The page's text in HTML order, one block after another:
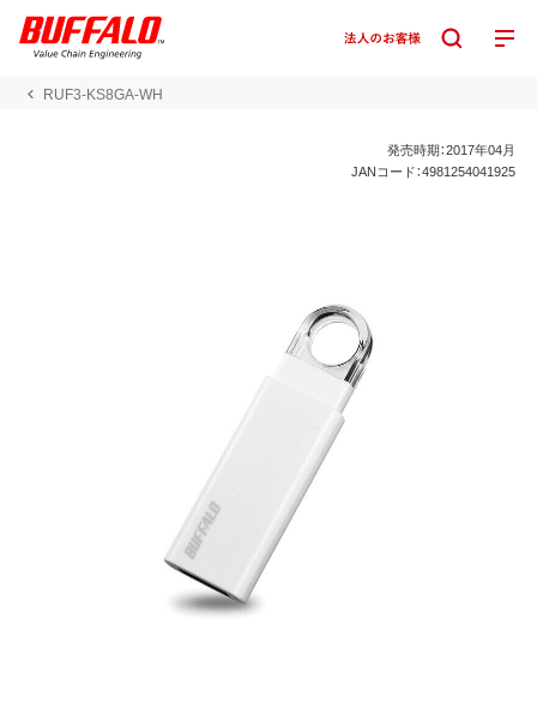
RUF3-KS8GA-WH
発売時期：2017年04月
JANコード：4981254041925